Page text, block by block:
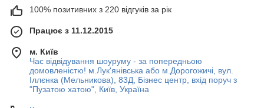
100% позитивних з 220 відгуків за рік
Працює з 11.12.2015
м. Київ
Час відвідування шоуруму - за попередньою
домовленістю! м.Лук'янівська або м.Дорогожичі, вул.
Іллєнка (Мельникова), 83Д, Бізнес центр, вхід поруч з
"Пузатою хатою", Київ, Україна